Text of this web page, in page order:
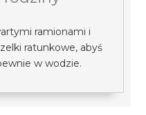
ramionami i
ratunkowe, abyś
w wodzie.